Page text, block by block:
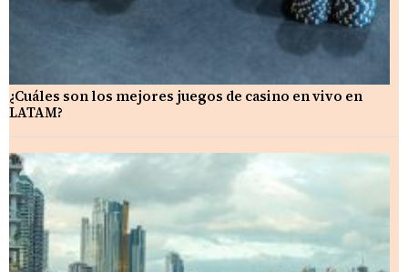
¿Cuáles son los mejores juegos de casino en vivo en
LATAM?